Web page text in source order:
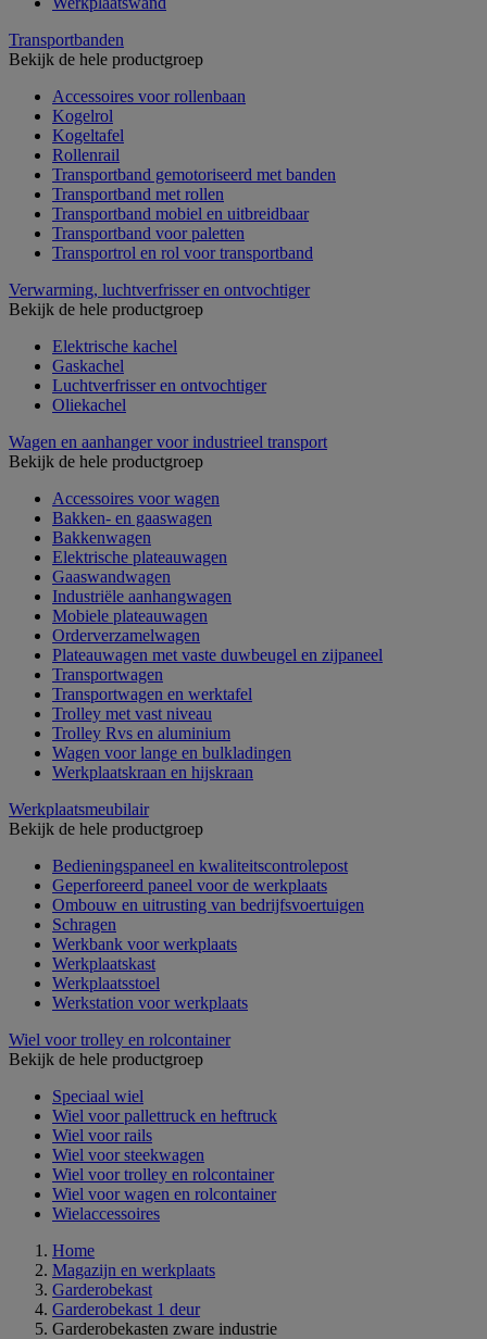
Transportbanden
Bekijk de hele productgroep
Accessoires voor rollenbaan
Kogelrol
Kogeltafel
Rollenrail
Transportband gemotoriseerd met banden
Transportband met rollen
Transportband mobiel en uitbreidbaar
Transportband voor paletten
Transportrol en rol voor transportband
Verwarming, luchtverfrisser en ontvochtiger
Bekijk de hele productgroep
Elektrische kachel
Gaskachel
Luchtverfrisser en ontvochtiger
Oliekachel
Wagen en aanhanger voor industrieel transport
Bekijk de hele productgroep
Accessoires voor wagen
Bakken- en gaaswagen
Bakkenwagen
Elektrische plateauwagen
Gaaswandwagen
Industriële aanhangwagen
Mobiele plateauwagen
Orderverzamelwagen
Plateauwagen met vaste duwbeugel en zijpaneel
Transportwagen
Transportwagen en werktafel
Trolley met vast niveau
Trolley Rvs en aluminium
Wagen voor lange en bulkladingen
Werkplaatskraan en hijskraan
Werkplaatsmeubilair
Bekijk de hele productgroep
Bedieningspaneel en kwaliteitscontrolepost
Geperforeerd paneel voor de werkplaats
Ombouw en uitrusting van bedrijfsvoertuigen
Schragen
Werkbank voor werkplaats
Werkplaatskast
Werkplaatsstoel
Werkstation voor werkplaats
Wiel voor trolley en rolcontainer
Bekijk de hele productgroep
Speciaal wiel
Wiel voor pallettruck en heftruck
Wiel voor rails
Wiel voor steekwagen
Wiel voor trolley en rolcontainer
Wiel voor wagen en rolcontainer
Wielaccessoires
Home
Magazijn en werkplaats
Garderobekast
Garderobekast 1 deur
Garderobekasten zware industrie